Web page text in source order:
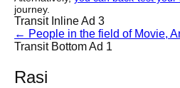
journey.
Transit Inline Ad 3
← People in the field of Movie,
Transit Bottom Ad 1
Rasi